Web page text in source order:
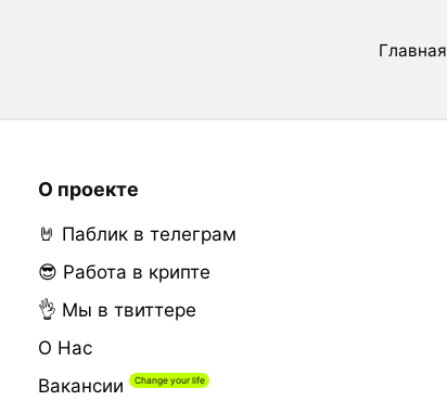
Главная
О проекте
🤘 Паблик в телеграм
😎 Работа в крипте
👌 Мы в твиттере
О Нас
Вакансии